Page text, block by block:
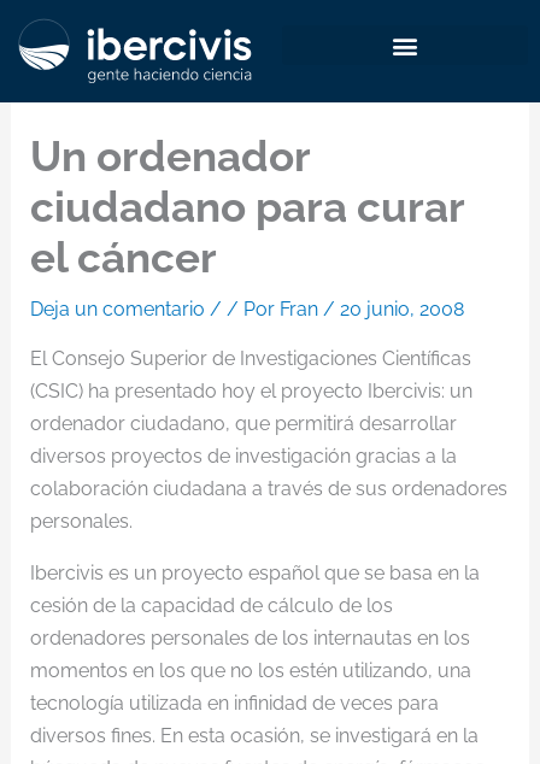
Un ordenador
ciudadano para curar
el cáncer
Deja un comentario / / Por Fran / 20 junio, 2008
El Consejo Superior de Investigaciones Científicas
(CSIC) ha presentado hoy el proyecto Ibercivis: un
ordenador ciudadano, que permitirá desarrollar
diversos proyectos de investigación gracias a la
colaboración ciudadana a través de sus ordenadores
personales.
Ibercivis es un proyecto español que se basa en la
cesión de la capacidad de cálculo de los
ordenadores personales de los internautas en los
momentos en los que no los estén utilizando, una
tecnología utilizada en infinidad de veces para
diversos fines. En esta ocasión, se investigará en la